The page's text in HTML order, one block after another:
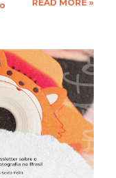
ponto mais alto.
e entrega.
de
descobre
a gente nem
a prova concreta
para Holambra: O
a prova em
em
READ MORE »